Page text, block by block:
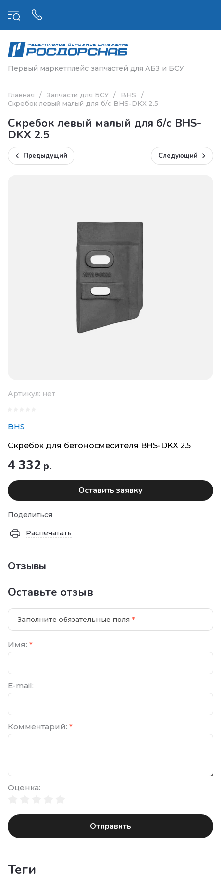
Первый маркетплейс запчастей для АБЗ и БСУ
Главная / Запчасти для БСУ / BHS
/
Скребок левый малый для б/с BHS-DKX 2.5
Скребок левый малый для б/с BHS-
DKX 2.5
Предыдущий Следующий
Артикул: нет
BHS
Скребок для бетоносмесителя BHS-DKX 2.5
4 332 р.
Оставить заявку
Поделиться
Распечатать
Отзывы
Оставьте отзыв
Заполните обязательные поля *
Имя: *
E-mail:
Комментарий: *
Оценка:
Отправить
теги